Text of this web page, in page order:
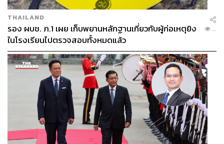
THAILAND
รอง ผบช. ภ.1 เผย เก็บพยานหลักฐานเกี่ยวกับผู้ก่อเหตุยิง
ในโรงเรียนไปตรวจสอบทั้งหมดแล้ว
...